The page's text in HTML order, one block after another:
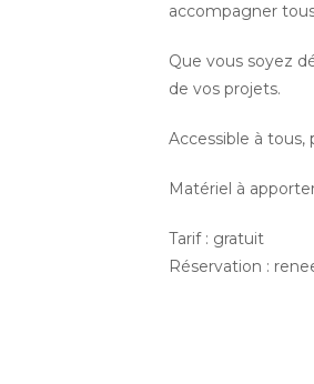
accompagner
Que vous soyez
de vos projets.
Accessible à tous,
Matériel à
Tarif : gratuit
Réservation :